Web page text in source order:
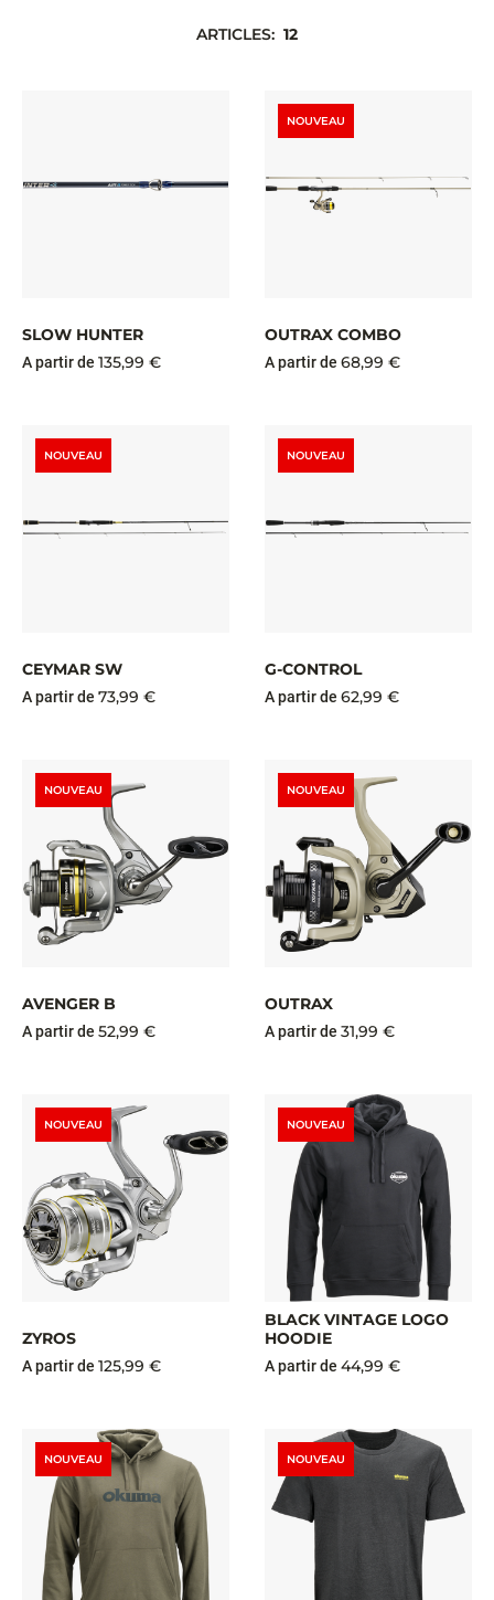
ARTICLES: 12
SLOW HUNTER
A partir de 135,99 €
NOUVEAU
OUTRAX COMBO
A partir de 68,99 €
NOUVEAU
CEYMAR SW
A partir de 73,99 €
NOUVEAU
G-CONTROL
A partir de 62,99 €
NOUVEAU
AVENGER B
A partir de 52,99 €
NOUVEAU
OUTRAX
A partir de 31,99 €
NOUVEAU
ZYROS
A partir de 125,99 €
NOUVEAU
BLACK VINTAGE LOGO
HOODIE
A partir de 44,99 €
NOUVEAU NOUVEAU